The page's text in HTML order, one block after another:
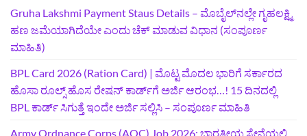
Gruha Lakshmi Payment Staus Details – ಮೊಬೈಲ್‌ನಲ್ಲೇ ಗೃಹಲಕ್ಷ್ಮಿ
ಹಣ ಜಮೆಯಾಗಿದೆಯೇ ಎಂದು ಚೆಕ್ ಮಾಡುವ ವಿಧಾನ (ಸಂಪೂರ್ಣ
ಮಾಹಿತಿ)
BPL Card 2026 (Ration Card) | ಮೊಟ್ಟ ಮೊದಲ ಭಾರಿಗೆ ಸರ್ಕಾರದ
ಹೊಸಾ ರೂಲ್ಸ್ ಹೊಸ ರೇಷನ್ ಕಾರ್ಡ್‌ಗೆ ಅರ್ಜಿ ಆರಂಭ…! 15 ದಿನದಲ್ಲಿ
BPL ಕಾರ್ಡ್ ಸಿಗುತ್ತೆ ಇಂದೇ ಅರ್ಜಿ ಸಲ್ಲಿಸಿ – ಸಂಪೂರ್ಣ ಮಾಹಿತಿ
Army Ordnance Corps (AOC) Job 2026: ಭಾರತೀಯ ಸೇನೆಯಲ್ಲಿ